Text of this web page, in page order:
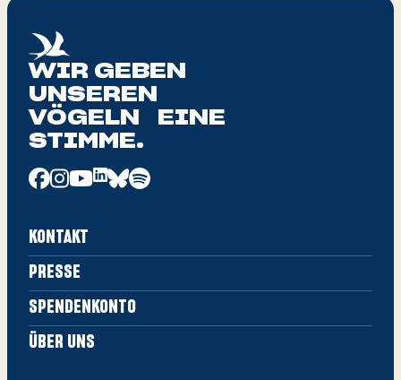
WIR GEBEN
UNSEREN
VÖGELN EINE
STIMME.
KONTAKT
PRESSE
SPENDENKONTO
ÜBER UNS